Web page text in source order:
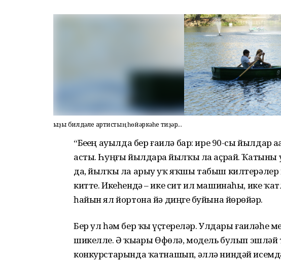
Ҡыҙы билдәле артистың һөйәркәһе тиҙәр...
“Беҙҙең ауылда бер ғаилә бар: ире 90-сы йылдар
асты. Һуңғы йылдарҙа йылҡы ла аҫрай.
да, йылҡы ла арыу уҡ яҡшы табыш
китте. Икеһендә – ике сит ил машинаһы, ике
һайын ял йортона йә диңгеҙ буйына йөрөйҙәр.
Бер ул һәм бер ҡыҙ үҫтерҙеләр. Улдары ғаиләһе
шикелле. Ә ҡыҙҙары Өфөлә, модель булып эшләй
конкурстарында ҡатнашып, әллә ниндәй